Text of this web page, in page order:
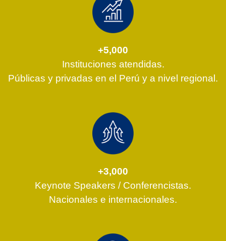
+5,000
Instituciones atendidas.
Públicas y privadas en el Perú y a nivel regional.
+3,000
Keynote Speakers / Conferencistas.
Nacionales e internacionales.